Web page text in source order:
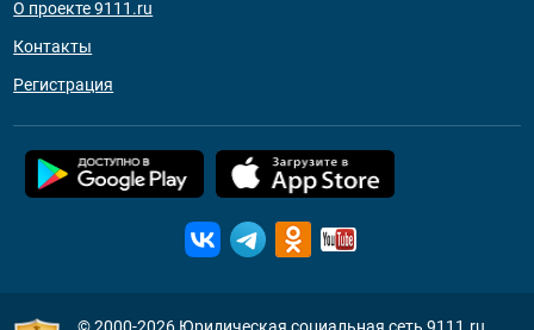
О проекте 9111.ru
Контакты
Регистрация
© 2000-2026 Юридическая социальная сеть 9111.ru